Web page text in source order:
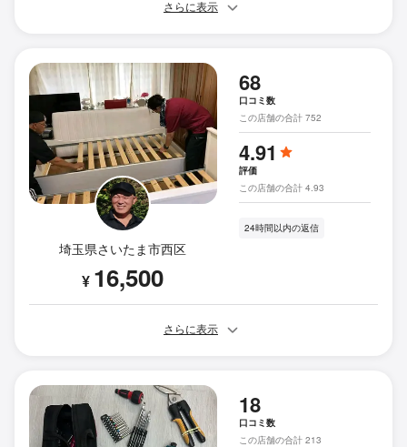
さらに表示
埼玉県さいたま市西区
¥ 16,500
68
口コミ数
この店舗の合計 752
4.91
評価
この店舗の合計 4.93
24時間以内の返信
さらに表示
18
口コミ数
この店舗の合計 213